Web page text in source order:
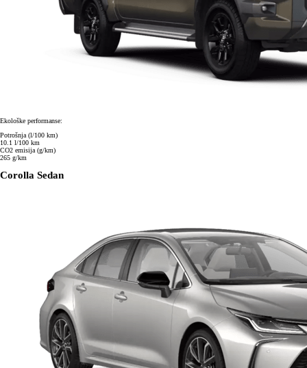
Ekološke performanse:
Potrošnja (l/100 km)
10.1 l/100 km
CO2 emisija (g/km)
265 g/km
Corolla Sedan